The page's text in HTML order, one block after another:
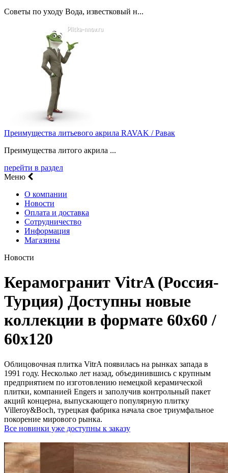
Советы по уходу Вода, известковый н...
Преимущества литьевого акрила RAVAK / Равак
Преимущества литого акрила ...
перейти в раздел
Меню
О компании
Новости
Оплата и доставка
Сотрудничество
Информация
Магазины
Новости
Керамогранит VitrA (Россия-
Турция) Доступны новые
коллекции в формате 60х60 /
60х120
Облицовочная плитка VitrA появилась на рынках запада в
1991 году. Несколько лет назад, объединившись с крупным
предприятием по изготовлению немецкой керамической
плитки, компанией Engers и заполучив контрольный пакет
акций концерна, выпускающего популярную плитку
Villeroy&Boch, турецкая фабрика начала свое триумфальное
покорение мирового рынка.
Все новинки уже доступны к заказу